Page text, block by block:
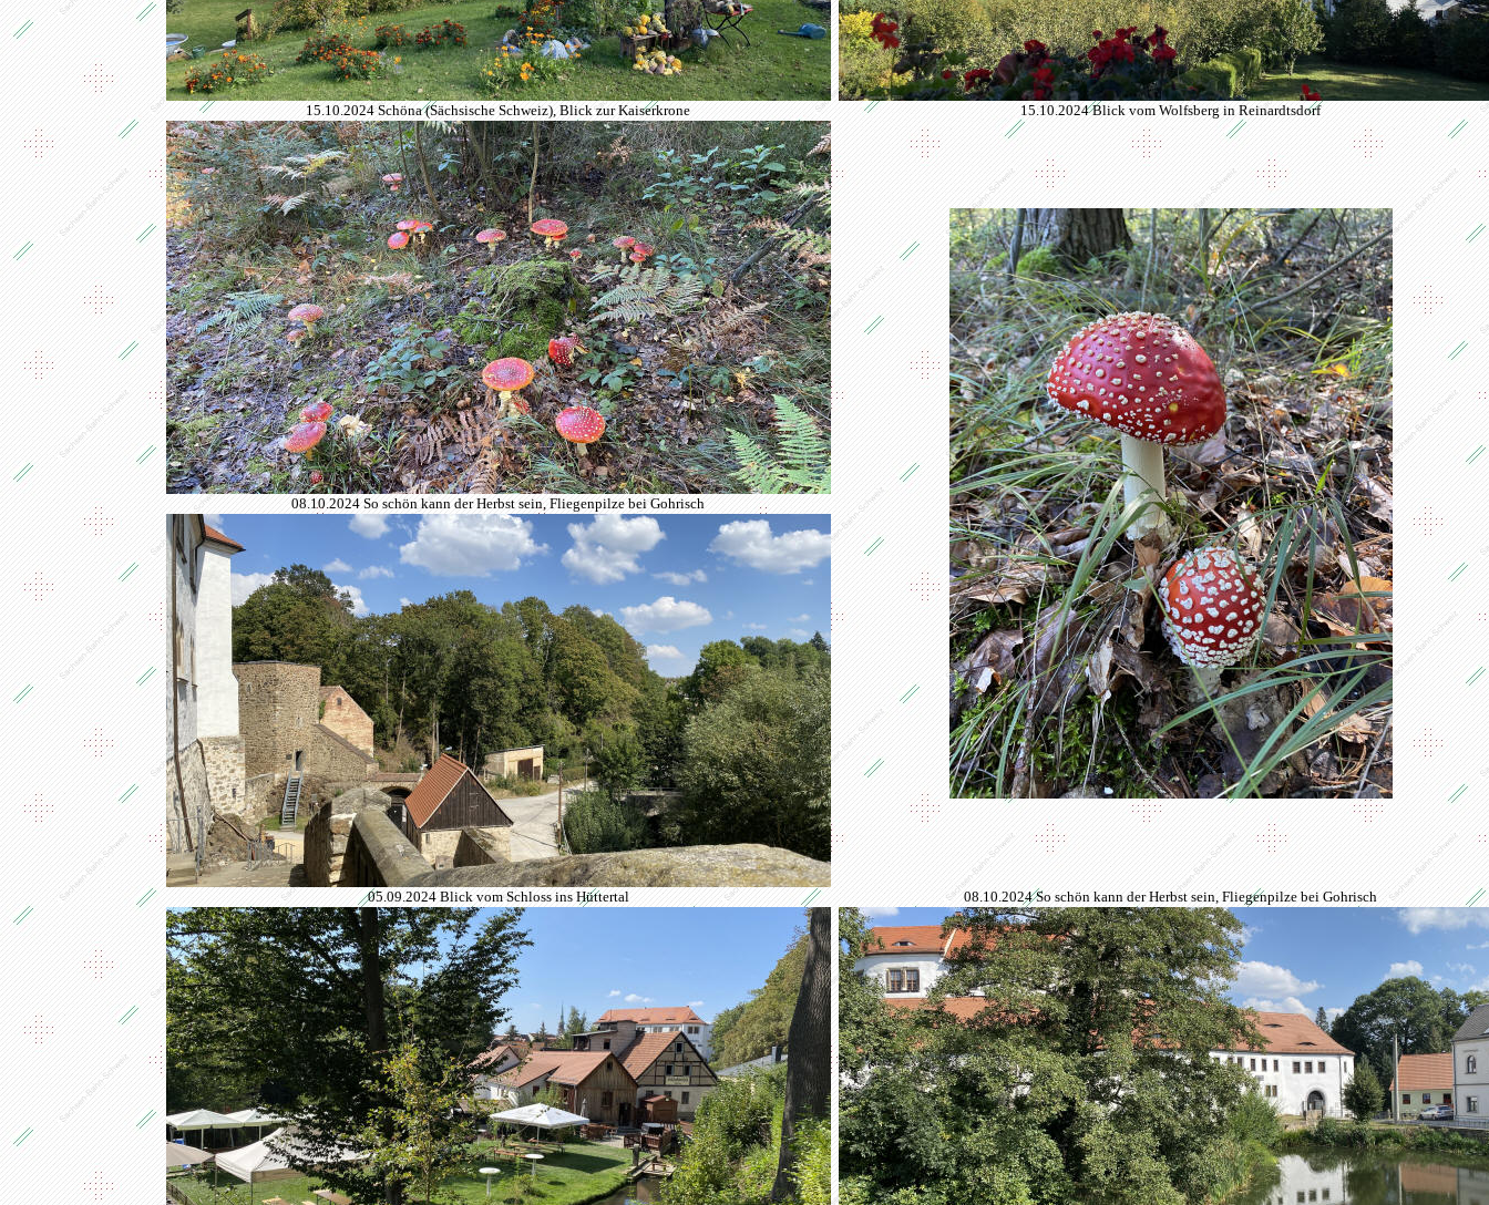
15.10.2024 Schöna (Sächsische Schweiz), Blick zur Kaiserkrone 15.10.2024 Blick vom Wolfsberg in Reinardtsdorf
08.10.2024 So schön kann der Herbst sein, Fliegenpilze bei Gohrisch
05.09.2024 Blick vom Schloss ins Hüttertal 08.10.2024 So schön kann der Herbst sein, Fliegenpilze bei Gohrisch